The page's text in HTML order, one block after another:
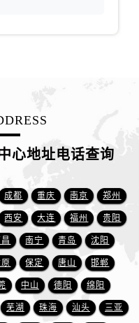
江苏省常州市新北区龙锦路1590号现代传媒中心5号楼10层1008室萧邦售后服务中心（需提前预约）
江苏省连云港市海州区通灌北路萧邦售后服务中心（需提前预约）
江苏省南京市秦淮区中山南路1号南京中心22层22-C1-C3室萧邦售后服务中心（需提前预约）
江苏省宿迁市宿城区西湖路萧邦售后服务中心（需提前预约）
江苏省泰州市海陵区永定东路399号置地商务中心东塔（华润万象城）17层1706室萧邦售后服务中心（需提前预约）
江苏省徐州市鼓楼区淮海东路29号苏宁广场IFC国际金融中心35层3508室萧邦售后服务中心（需提前预约）
江苏省盐城市盐都区世纪大道5号盐城金融城写字楼1号楼16层1604室萧邦售后服务中心（需提前预约）
江苏省扬州市邗江区国展路29号星耀天地写字楼1号楼18层1803室萧邦售后服务中心（需提前预约）
心地址电话查询
成都 重庆 南京 郑州
西安 大连 福州 贵阳
南宁 青岛 沈阳
保定 唐山 邯郸
中山 德阳 绵阳
芜湖 珠海 汕头 三亚